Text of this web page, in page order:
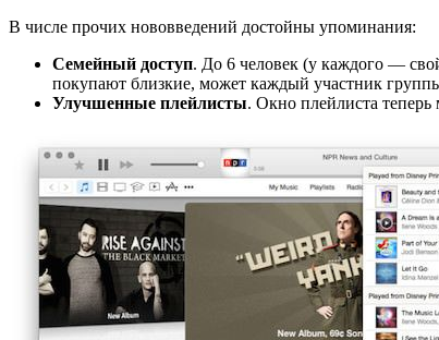
В числе прочих нововведений достойны упоминания:
Семейный доступ. До 6 человек (у каждого —
покупают близкие, может каждый участник
Улучшенные плейлисты. Окно плейлиста